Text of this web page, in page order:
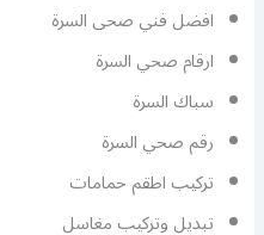
افضل فني صحى السرة
ارقام صحي السرة
سباك السرة
رقم صحي السرة
تركيب اطقم حمامات
تبديل وتركيب مغاسل